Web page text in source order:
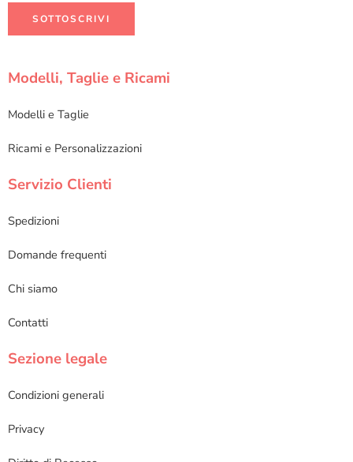
Modelli, Taglie e Ricami
Modelli e Taglie
Ricami e Personalizzazioni
Servizio Clienti
Spedizioni
Domande frequenti
Chi siamo
Contatti
Sezione legale
Condizioni generali
Privacy